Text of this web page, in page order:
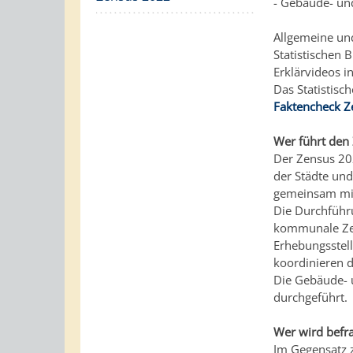
Allgemeine
Statistischen
Erklärvideos
Das
Faktencheck
Wer führt den
Der Zensus
der Städte
gemeinsam
Die
kommunale
koordinieren
Die
durchgeführt.
Wer wird
Im